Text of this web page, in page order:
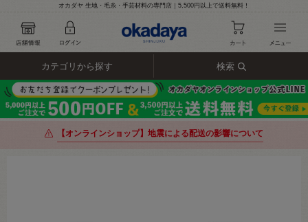
オカダヤ 生地・毛糸・手芸材料の専門店｜5,500円以上で送料無料！
カテゴリから探す 検索
【オンラインショップ】地震による配送の影響について